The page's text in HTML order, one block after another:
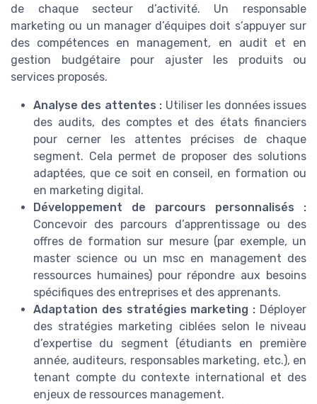
de chaque secteur d’activité. Un responsable
marketing ou un manager d’équipes doit s’appuyer sur
des compétences en management, en audit et en
gestion budgétaire pour ajuster les produits ou
services proposés.
Analyse des attentes : Utiliser les données issues
des audits, des comptes et des états financiers
pour cerner les attentes précises de chaque
segment. Cela permet de proposer des solutions
adaptées, que ce soit en conseil, en formation ou
en marketing digital.
Développement de parcours personnalisés :
Concevoir des parcours d’apprentissage ou des
offres de formation sur mesure (par exemple, un
master science ou un msc en management des
ressources humaines) pour répondre aux besoins
spécifiques des entreprises et des apprenants.
Adaptation des stratégies marketing : Déployer
des stratégies marketing ciblées selon le niveau
d’expertise du segment (étudiants en première
année, auditeurs, responsables marketing, etc.), en
tenant compte du contexte international et des
enjeux de ressources management.